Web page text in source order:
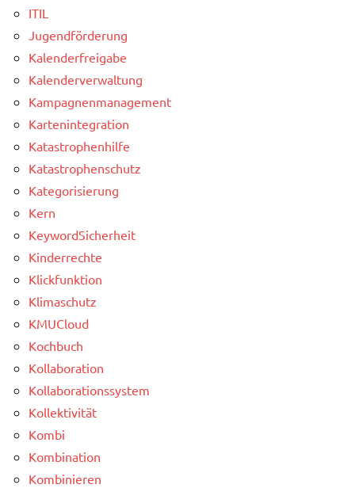
ITIL
Jugendförderung
Kalenderfreigabe
Kalenderverwaltung
Kampagnenmanagement
Kartenintegration
Katastrophenhilfe
Katastrophenschutz
Kategorisierung
Kern
KeywordSicherheit
Kinderrechte
Klickfunktion
Klimaschutz
KMUCloud
Kochbuch
Kollaboration
Kollaborationssystem
Kollektivität
Kombi
Kombination
Kombinieren